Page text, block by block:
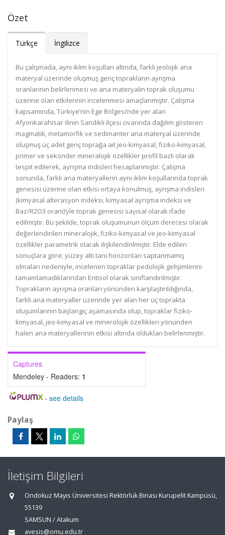
Özet
Türkçe İngilizce
Bu çalışmada, aynı iklim koşulları altında, farklı jeolojik ana
materyal üzerinde oluşmuş genç toprakların ayrışma
oranlarının belirlenmesi ve ana materyalin toprak oluşumu
üzerine olan etkilerinin incelenmesi amaçlanmıştır. Çalışma
kapsamında, Türkiye’nin Ege Bölgesi’nde yer alan
Afyonkarahisar ilinin Sandıklı ilçesi civarında dağılım gösteren
magmatik, metamorfik ve sedimanter ana materyal üzerinde
oluşmuş üç adet genç toprağa ait jeo-kimyasal, fiziko-kimyasal,
primer ve sekonder mineralojik özellikler profil bazlı olarak
tespit edilerek, ayrışma indisleri hesaplanmıştır. Çalışma
sonunda, farklı ana materyallerin aynı iklim koşullarında toprak
genesisi üzerine olan etkisi ortaya konulmuş, ayrışma indisleri
(kimyasal alterasyon indeksi, kimyasal ayrışma indeksi ve
Baz/R2O3 oranı)’yle toprak genesisi sayısal olarak ifade
edilmiştir. Bu şekilde, toprak oluşumunun ölçüm derecesi olarak
değerlendirilen mineralojik, fiziko-kimyasal ve jeo-kimyasal
özellikler parametrik olarak ilişkilendirilmiştir. Elde edilen
sonuçlara göre; yüzey altı tanı horizonları saptanmamış
olmaları nedeniyle, incelenen topraklar pedolojik gelişimlerini
tamamlamadıklarından Entisol olarak sınıflandırılmıştır.
Toprakların ayrışma oranları yönünden karşılaştırıldığında,
farklı ana materyaller üzerinde yer alan her üç toprakta
oluşumlarının başlangıç aşamasında olup, topraklar fiziko-
kimyasal, jeo-kimyasal ve minerolojik özellikleri yönünden
halen ana materyallerinin etkisi altında oldukları belirlenmiştir.
Captures
Mendeley - Readers: 1
- see details
Paylaş
İletişim Bilgileri
Ondokuz Mayıs Üniversitesi Rektörlük Binası Kurupelit Kampüsü,
55139
SAMSUN / Atakum
avesis@omu.edu.tr